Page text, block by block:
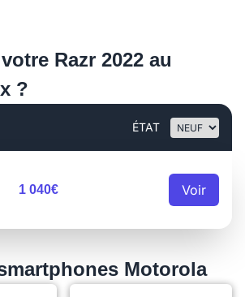
Razr 2022 au
?
ÉTAT
1 040€ Voir
Motorola